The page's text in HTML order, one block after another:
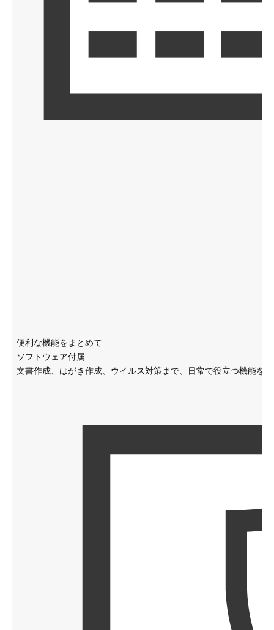
便利な機能をまとめて
ソフトウェア付属
文書作成、はがき作成、ウイルス対策まで、日常で役立つ機能を